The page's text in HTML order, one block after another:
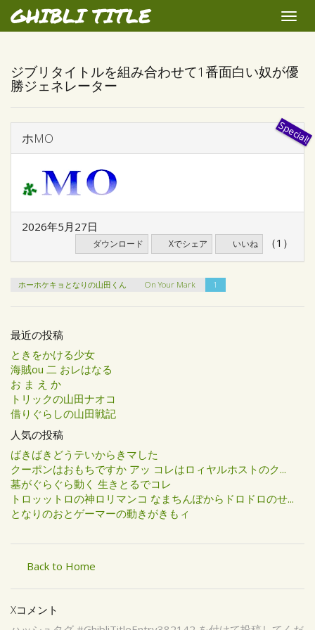
GHIBLI TITLE
Toggle
ジブリタイトルを組み合わせて1番面白い奴が優
勝ジェネレーター
ホMO
2026年5月27日
ダウンロード Xでシェア いいね （1）
ホーホケキョとなりの山田くん On Your Mark 1
最近の投稿
ときをかける少女
海賊ou 二 おレはなる
お ま え か
トリックの山田ナオコ
借りぐらしの山田戦記
人気の投稿
ばきばきどうテいからきマした
クーポンはおもちですか アッ コレはロィヤルホストのク...
墓がぐらぐら動く 生きとるでコレ
トロッットロの神ロリマンコ なまちんぽからドロドロのせ...
となりのおとゲーマーの動きがきもィ
Back to Home
Xコメント